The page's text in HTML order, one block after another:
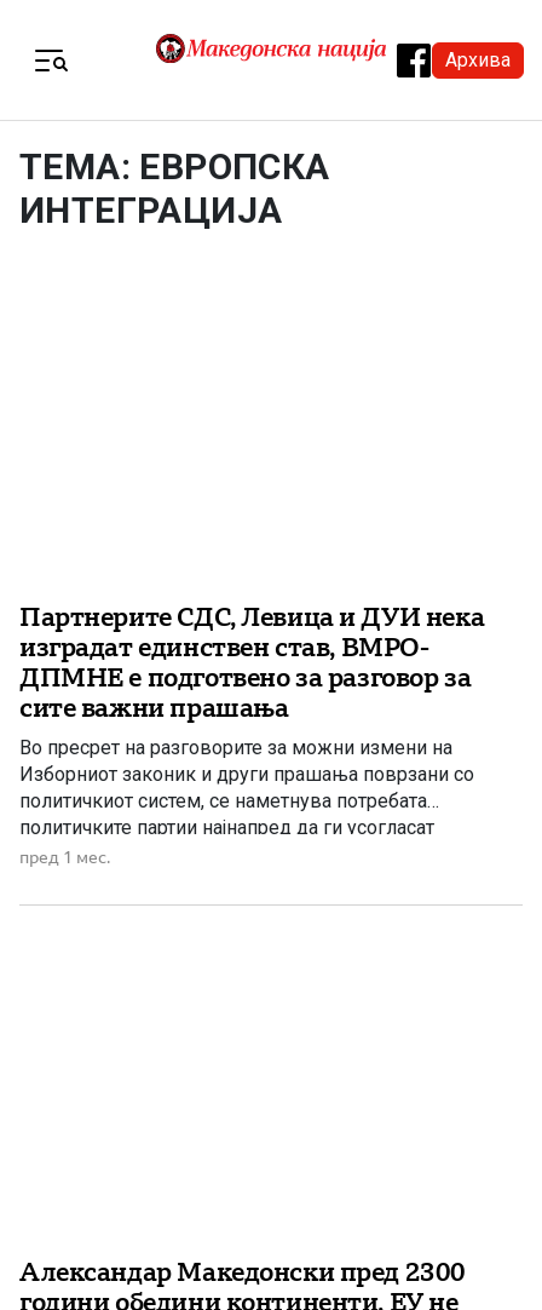
Архива
ТЕМА: ЕВРОПСКА
ИНТЕГРАЦИЈА
Партнерите СДС, Левица и ДУИ нека
изградат единствен став, ВМРО-
ДПМНЕ е подготвено за разговор за
сите важни прашања
Во пресрет на разговорите за можни измени на
Изборниот законик и други прашања поврзани со
политичкиот систем, се наметнува потребата
политичките партии најнапред да ги усогласат
сопствените позиции. СДС, Левица и ДУИ, кои во
и спротивставени ставови, најпрво треба да се
пред 1 мес.
Александар Македонски пред 2300
години обедини континенти, ЕУ не